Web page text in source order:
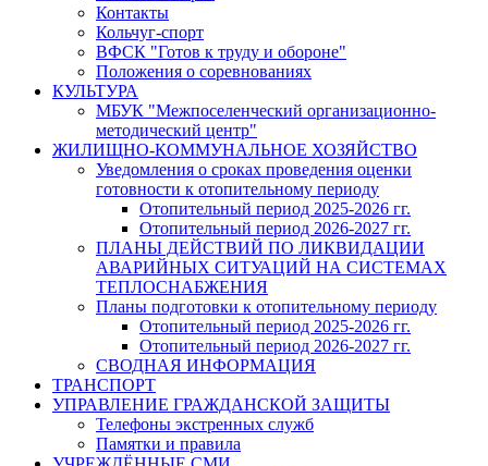
Контакты
Кольчуг-спорт
ВФСК "Готов к труду и обороне"
Положения о соревнованиях
КУЛЬТУРА
МБУК "Межпоселенческий организационно-
методический центр"
ЖИЛИЩНО-КОММУНАЛЬНОЕ ХОЗЯЙСТВО
Уведомления о сроках проведения оценки
готовности к отопительному периоду
Отопительный период 2025-2026 гг.
Отопительный период 2026-2027 гг.
ПЛАНЫ ДЕЙСТВИЙ ПО ЛИКВИДАЦИИ
АВАРИЙНЫХ СИТУАЦИЙ НА СИСТЕМАХ
ТЕПЛОСНАБЖЕНИЯ
Планы подготовки к отопительному периоду
Отопительный период 2025-2026 гг.
Отопительный период 2026-2027 гг.
СВОДНАЯ ИНФОРМАЦИЯ
ТРАНСПОРТ
УПРАВЛЕНИЕ ГРАЖДАНСКОЙ ЗАЩИТЫ
Телефоны экстренных служб
Памятки и правила